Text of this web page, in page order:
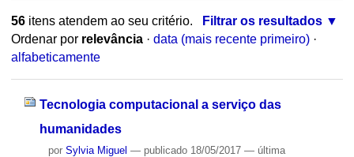
56itens atendem ao seu critério.
Filtrar os resultados
Ordenar por relevância · data (mais recente primeiro) ·
alfabeticamente
Tecnologia computacional a serviço das
humanidades
por Sylvia Miguel — publicado18/05/2017 — última